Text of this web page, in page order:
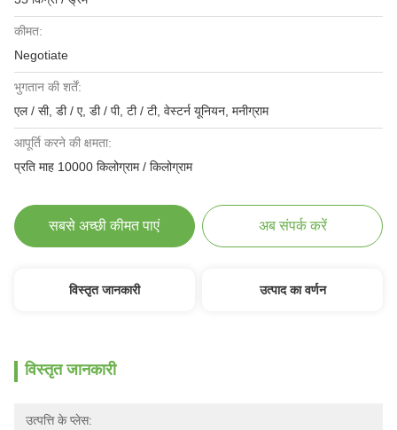
कीमत:
Negotiate
भुगतान की शर्तें:
एल / सी, डी / ए, डी / पी, टी / टी, वेस्टर्न यूनियन, मनीग्राम
आपूर्ति करने की क्षमता:
प्रति माह 10000 किलोग्राम / किलोग्राम
सबसे अच्छी कीमत पाएं अब संपर्क करें
विस्तृत जानकारी उत्पाद का वर्णन
विस्तृत जानकारी
उत्पत्ति के प्लेस: